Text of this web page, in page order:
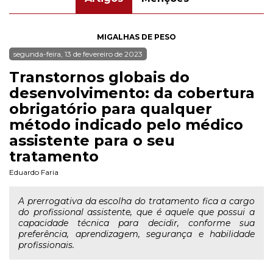
MIGALHAS DE PESO
segunda-feira, 13 de fevereiro de 2023
Transtornos globais do
desenvolvimento: da cobertura
obrigatório para qualquer
método indicado pelo médico
assistente para o seu
tratamento
Eduardo Faria
A prerrogativa da escolha do tratamento fica a cargo
do profissional assistente, que é aquele que possui a
capacidade técnica para decidir, conforme sua
preferência, aprendizagem, segurança e habilidade
profissionais.